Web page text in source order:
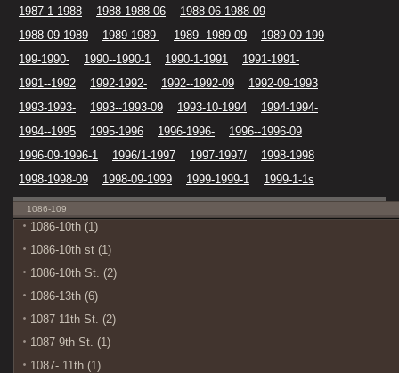
1987-1-1988
1988-1988-06
1988-06-1988-09
1988-09-1989
1989-1989- 1989--1989-09
1989-09-199
199-1990-
1990--1990-1 1990-1-1991
1991-1991-
1991--1992
1992-1992- 1992--1992-09
1992-09-1993
1993-1993-
1993--1993-09 1993-10-1994
1994-1994-
1994--1995
1995-1996 1996-1996-
1996--1996-09
1996-09-1996-1
1996/1-1997 1997-1997/
1998-1998
1998-1998-09
1998-09-1999 1999-1999-1 1999-1-1s
1086-109
1086-10th (1)
1086-10th st (1)
1086-10th St. (2)
1086-13th (6)
1087 11th St. (2)
1087 9th St. (1)
1087- 11th (1)